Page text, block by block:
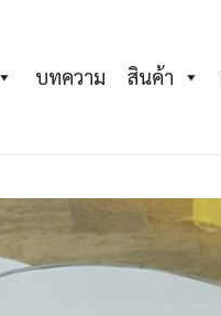
บทความ สินค้า